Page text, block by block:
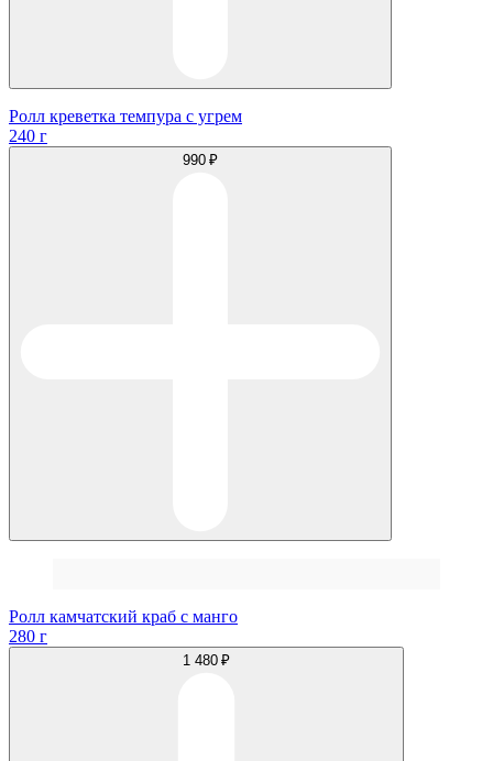
Ролл креветка темпура с угрем
240 г
990 ₽
Ролл камчатский краб с манго
280 г
1 480 ₽